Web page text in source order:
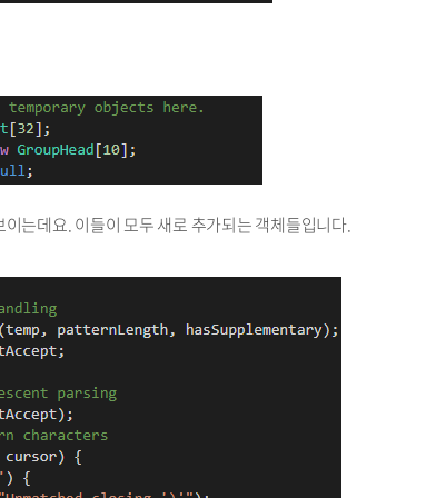
는데요. 이들이 모두 새로 추가되는 객체들입니다.